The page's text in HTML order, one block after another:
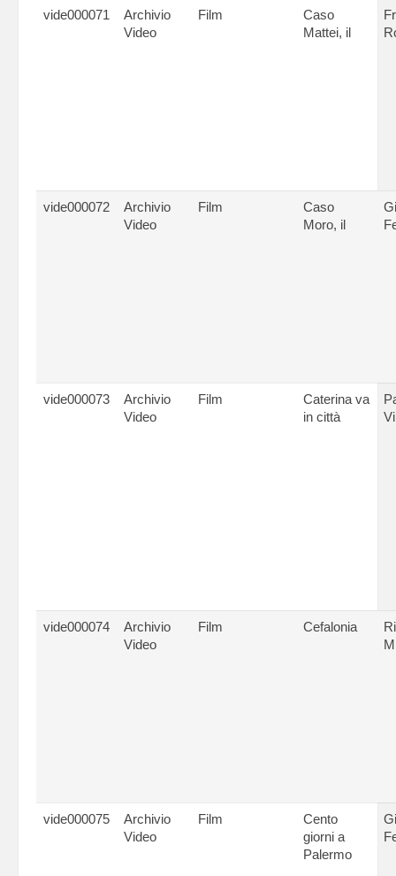
vide000071
Archivio
Video
Film
Caso
Mattei, il
vide000072
Archivio
Video
Film
Caso
Moro, il
vide000073
Archivio
Video
Film
Caterina va
in città
vide000074
Archivio
Video
Film Cefalonia
vide000075
Archivio
Video
Film
Cento
giorni a
Palermo